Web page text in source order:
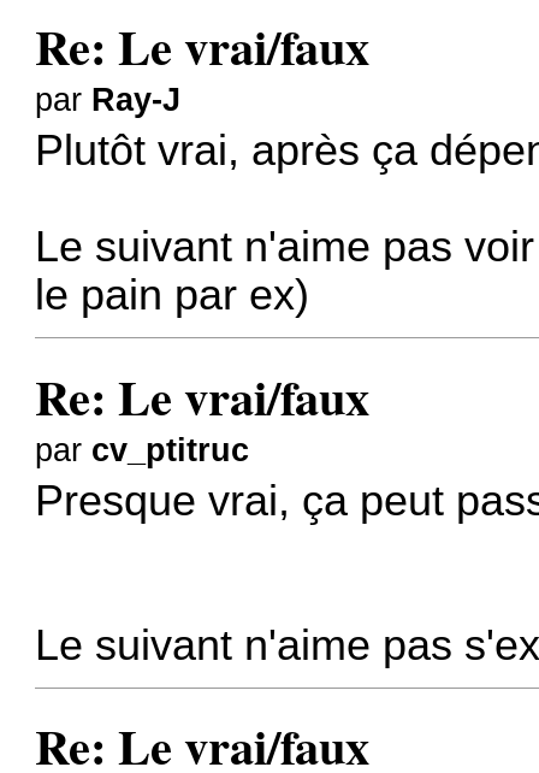
Re: Le vrai/faux
par Ray-J
Plutôt vrai, après ça
Le suivant n'aime pas
le pain par ex)
Re: Le vrai/faux
par cv_ptitruc
Presque vrai, ça peut
Le suivant n'aime pas
Re: Le vrai/faux